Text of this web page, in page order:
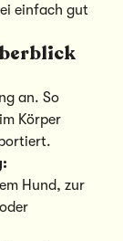
einfach gut
an. So
Körper
Hund, zur